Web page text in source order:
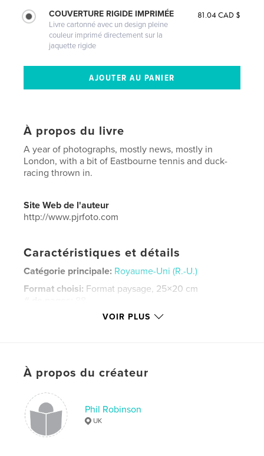
COUVERTURE RIGIDE IMPRIMÉE
Livre cartonné avec un design pleine
couleur imprimé directement sur la
jaquette rigide
81.04 CAD $
À propos du livre
A year of photographs, mostly news, mostly in
London, with a bit of Eastbourne tennis and duck-
racing thrown in.
Site Web de l'auteur
http://www.pjrfoto.com
Caractéristiques et détails
Catégorie principale: Royaume-Uni (R.-U.)
Format choisi: Format paysage, 25×20 cm
Couverture rigide imprimée: 9780464446750
Langue English
Mots-clés
politics
VOIR PLUS
À propos du créateur
Phil Robinson
UK